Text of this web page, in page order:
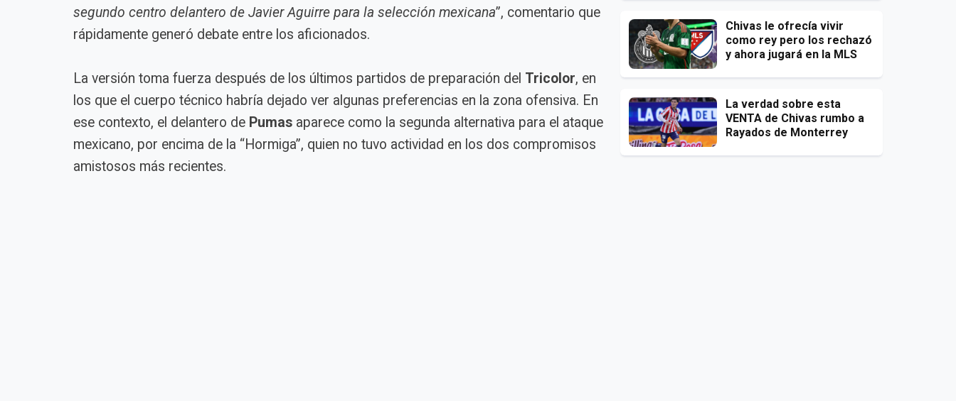
segundo centro delantero de Javier Aguirre para la selección mexicana”, comentario que
rápidamente generó debate entre los aficionados.
La versión toma fuerza después de los últimos partidos de preparación del Tricolor, en
los que el cuerpo técnico habría dejado ver algunas preferencias en la zona ofensiva. En
ese contexto, el delantero de Pumas aparece como la segunda alternativa para el ataque
mexicano, por encima de la “Hormiga”, quien no tuvo actividad en los dos compromisos
amistosos más recientes.
Chivas le ofrecía vivir
como rey pero los rechazó
y ahora jugará en la MLS
La verdad sobre esta
VENTA de Chivas rumbo a
Rayados de Monterrey